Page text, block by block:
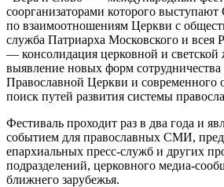
соорганизаторами которого
по взаимоотношениям Церкви с
служба Патриарха Московского и всея
— консолидация церковной и светской
выявление новых форм сотрудничества
Православной Церкви и современного
поиск путей развития системы
Фестиваль проходит раз в два года и
событием для православных СМИ,
епархиальных пресс-служб и других
подразделений, церковного медиа-
ближнего зарубежья.